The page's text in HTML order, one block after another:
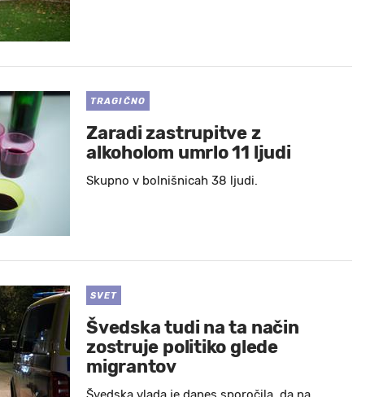
TRAGIČNO
Zaradi zastrupitve z
alkoholom umrlo 11 ljudi
Skupno v bolnišnicah 38 ljudi.
SVET
Švedska tudi na ta način
zostruje politiko glede
migrantov